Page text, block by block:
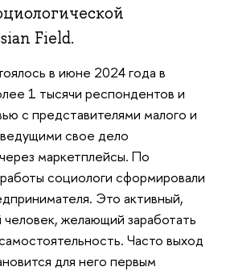
Field.
в июне 2024 года в
1 тысячи респондентов и
с представителями малого и
свое дело
маркетплейсы. По
социологи сформировали
Это активный,
желающий заработать
Часто выход
для него первым